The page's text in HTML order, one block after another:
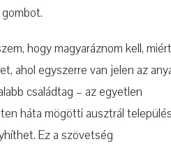
hogy magyaráznom kell, miért
ahol egyszerre van jelen az
családtag – az egyetlen
háta mögötti ausztrál település
Ez a szövetség